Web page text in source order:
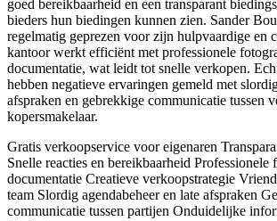
goed bereikbaarheid en een transparant
bieders hun biedingen kunnen zien. Sander
regelmatig geprezen voor zijn hulpvaardige en
kantoor werkt efficiënt met professionele
documentatie, wat leidt tot snelle verkopen.
hebben negatieve ervaringen gemeld met
afspraken en gebrekkige communicatie tussen
kopersmakelaar.
Gratis verkoopservice voor eigenaren
Snelle reacties en bereikbaarheid Professionele
documentatie Creatieve verkoopstrategie
team Slordig agendabeheer en late afspraken
communicatie tussen partijen Onduidelijke